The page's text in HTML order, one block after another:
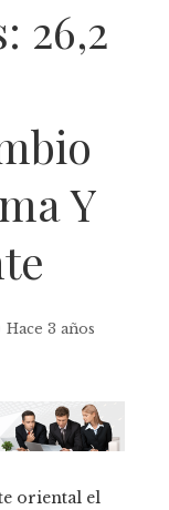
26,2
Y
Hace 3 años
oriental el